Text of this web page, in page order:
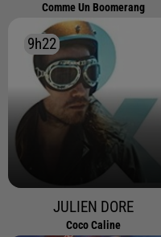
Comme Un Boomerang
9h22
9h22
JULIEN DORE
Coco Caline